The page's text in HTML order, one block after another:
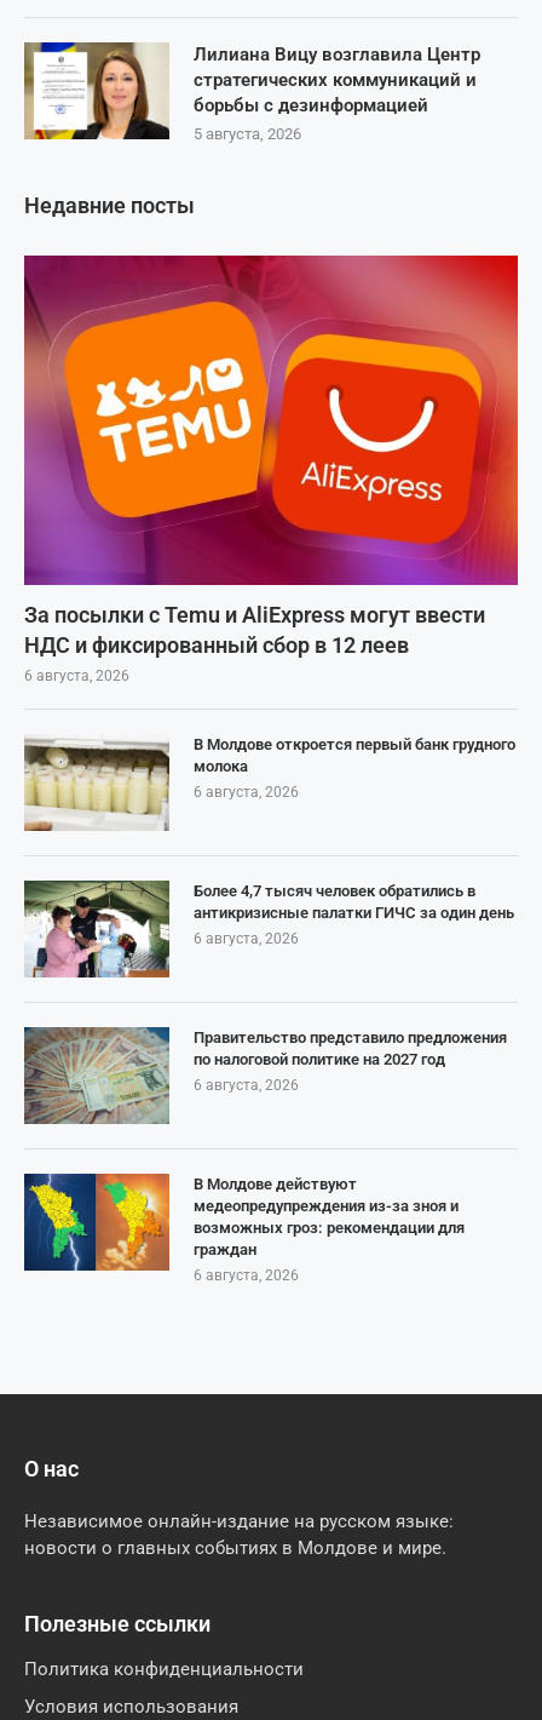
Лилиана Вицу возглавила Центр
стратегических коммуникаций и
борьбы с дезинформацией
5 августа, 2026
Недавние посты
За посылки с Temu и AliExpress могут ввести
НДС и фиксированный сбор в 12 леев
6 августа, 2026
В Молдове откроется первый банк грудного
молока
6 августа, 2026
Более 4,7 тысяч человек обратились в
антикризисные палатки ГИЧС за один день
6 августа, 2026
Правительство представило предложения
по налоговой политике на 2027 год
6 августа, 2026
В Молдове действуют
медеопредупреждения из-за зноя и
возможных гроз: рекомендации для
граждан
6 августа, 2026
О нас
Независимое онлайн-издание на русском языке:
новости о главных событиях в Молдове и мире.
Полезные ссылки
Политика конфиденциальности
Условия использования